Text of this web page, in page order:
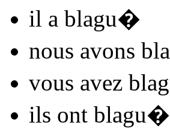
il a blagu�
nous avons
vous avez
ils ont blagu�